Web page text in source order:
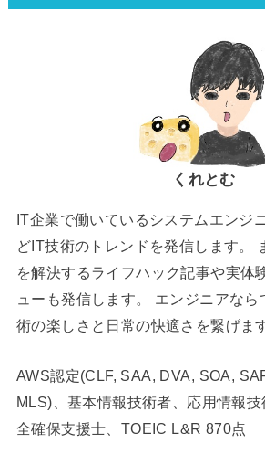
くれとむ
IT企業で働いているシステムエンジ
どIT技術のトレンドを発信します。
を解決するライフハック記事や実体
ューも発信します。 エンジニアな
術の楽しさと日常の快適さを繋げま
AWS認定(CLF, SAA, DVA, SOA,
MLS)、基本情報技術者、応用情報
全確保支援士、TOEIC L&R 870点